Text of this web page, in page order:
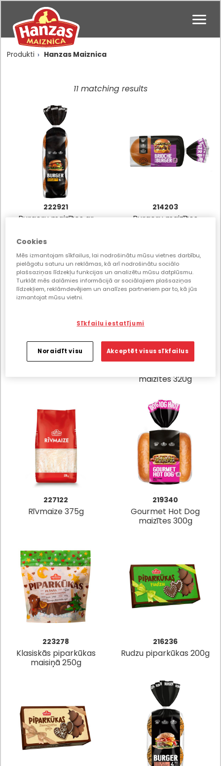
Produkti Hanzas Maiznica
11 matching results
222921
Burgeru maizītes ar
214203
Burgeru maizītes
200539
Piparkūkas ar apelsīnu
210683
Hanzas Maiznīcas
maizītes 320g
227122
Rīvmaize 375g
219340
Gourmet Hot Dog
maizītes 300g
223278
Klasiskās piparkūkas
maisiņā 250g
216236
Rudzu piparkūkas 200g
Cookies
Mēs izmantojam sīkfailus, lai nodrošinātu mūsu vietnes darbību,
pielāgotu saturu un reklāmas, kā arī nodrošinātu sociālo
plašsaziņas līdzekļu funkcijas un analizētu mūsu datplūsmu.
Turklāt mēs dalāmies informācijā ar sociālajiem plašsaziņas
līdzekļiem, reklāmdevējiem un analīzes partneriem par to, kā jūs
izmantojat mūsu vietni.
Sīkfailu iestatījumi
Noraidīt visu Akceptēt visus sīkfailus